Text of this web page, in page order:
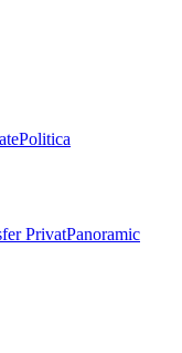
Politica
PrivatPanoramic